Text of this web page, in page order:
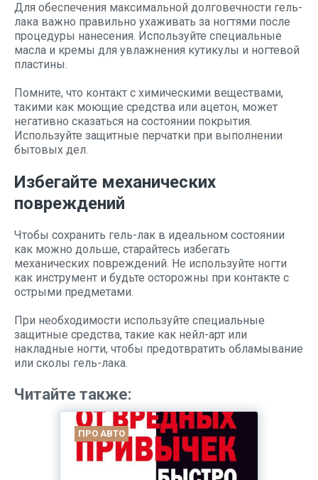
Для обеспечения максимальной долговечности гель-
лака важно правильно ухаживать за ногтями после
процедуры нанесения. Используйте специальные
масла и кремы для увлажнения кутикулы и ногтевой
пластины.
Помните, что контакт с химическими веществами,
такими как моющие средства или ацетон, может
негативно сказаться на состоянии покрытия.
Используйте защитные перчатки при выполнении
бытовых дел.
Избегайте механических
повреждений
Чтобы сохранить гель-лак в идеальном состоянии
как можно дольше, старайтесь избегать
механических повреждений. Не используйте ногти
как инструмент и будьте осторожны при контакте с
острыми предметами.
При необходимости используйте специальные
защитные средства, такие как нейл-арт или
накладные ногти, чтобы предотвратить обламывание
или сколы гель-лака.
Читайте также:
ПРО АВТО